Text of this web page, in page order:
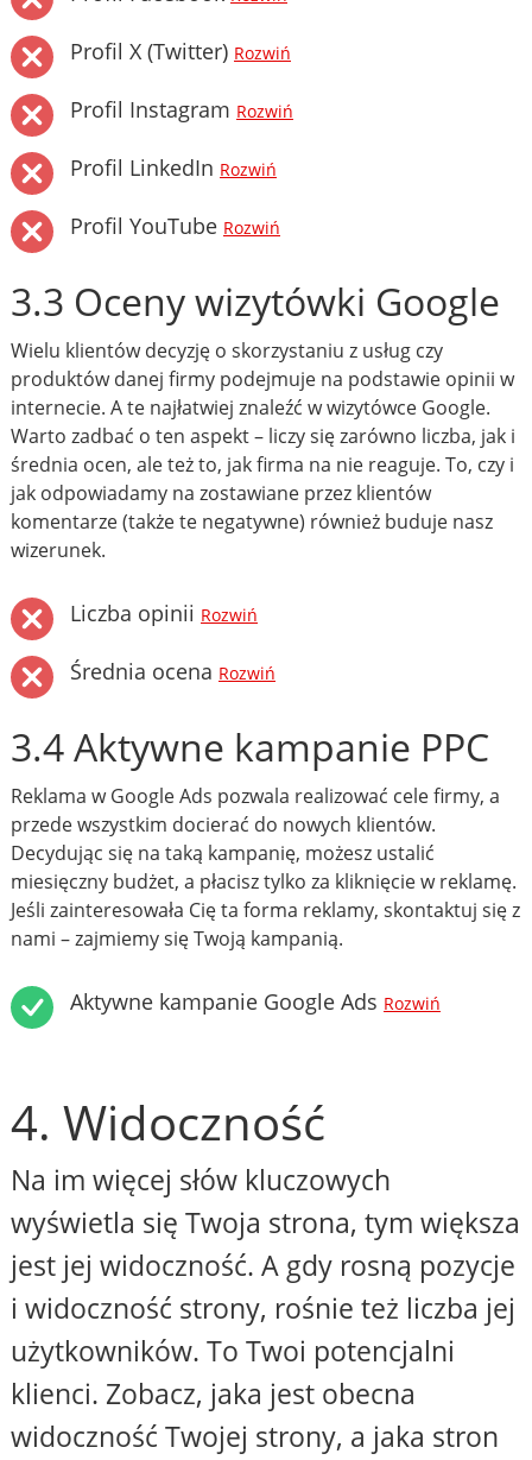
Profil X (Twitter) Rozwiń
Profil Instagram Rozwiń
Profil LinkedIn Rozwiń
Profil YouTube Rozwiń
3.3 Oceny wizytówki Google
Wielu klientów decyzję o skorzystaniu z usług czy
produktów danej firmy podejmuje na podstawie opinii w
internecie. A te najłatwiej znaleźć w wizytówce Google.
Warto zadbać o ten aspekt – liczy się zarówno liczba, jak i
średnia ocen, ale też to, jak firma na nie reaguje. To, czy i
jak odpowiadamy na zostawiane przez klientów
komentarze (także te negatywne) również buduje nasz
wizerunek.
Liczba opinii Rozwiń
Średnia ocena Rozwiń
3.4 Aktywne kampanie PPC
Reklama w Google Ads pozwala realizować cele firmy, a
przede wszystkim docierać do nowych klientów.
Decydując się na taką kampanię, możesz ustalić
miesięczny budżet, a płacisz tylko za kliknięcie w reklamę.
Jeśli zainteresowała Cię ta forma reklamy, skontaktuj się z
nami – zajmiemy się Twoją kampanią.
Aktywne kampanie Google Ads Rozwiń
4. Widoczność
Na im więcej słów kluczowych
wyświetla się Twoja strona, tym większa
jest jej widoczność. A gdy rosną pozycje
i widoczność strony, rośnie też liczba jej
użytkowników. To Twoi potencjalni
klienci. Zobacz, jaka jest obecna
widoczność Twojej strony, a jaka stron